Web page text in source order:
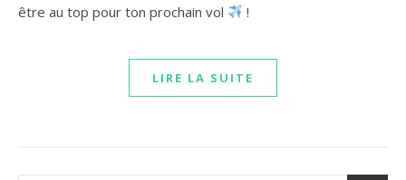
être au top pour ton prochain vol
!
LIRE LA SUITE